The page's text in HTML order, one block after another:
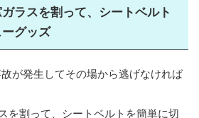
ラスを割って、シートベルト
グッズ
が発生してその場から逃げなければ
を割って、シートベルトを簡単に切